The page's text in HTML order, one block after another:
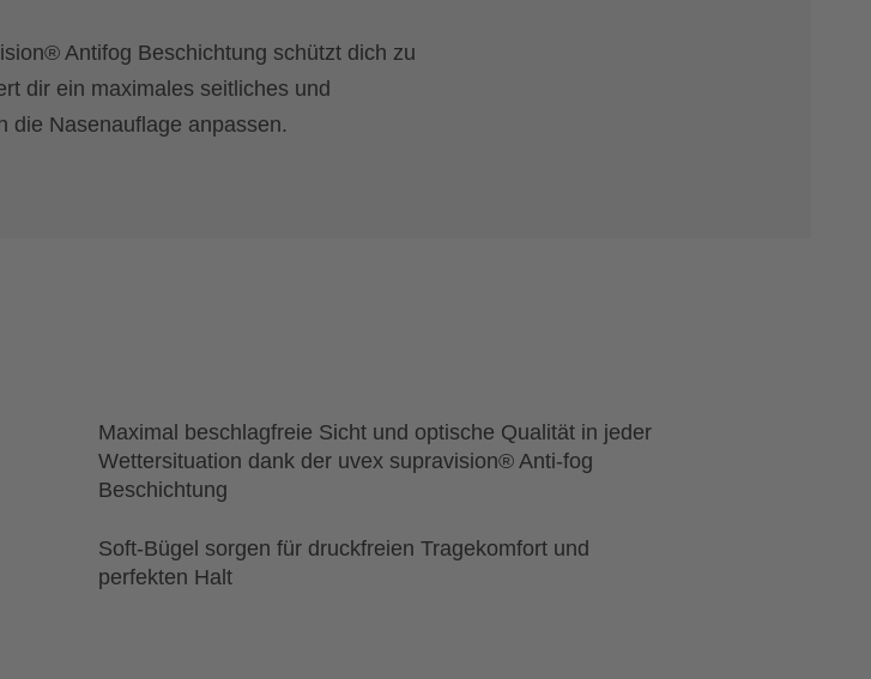
Antifog Beschichtung schützt dich zu
dir ein maximales seitliches und
die Nasenauflage anpassen.
Maximal beschlagfreie Sicht und optische Qualität in jeder
Wettersituation dank der uvex supravision® Anti-fog
Beschichtung
Soft-Bügel sorgen für druckfreien Tragekomfort und
perfekten Halt